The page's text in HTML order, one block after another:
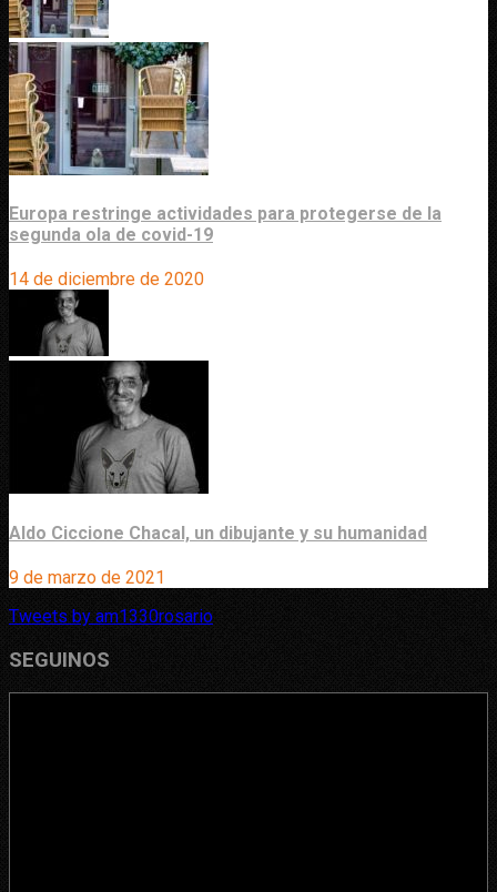
Europa restringe actividades para protegerse de la
segunda ola de covid-19
14 de diciembre de 2020
Aldo Ciccione Chacal, un dibujante y su humanidad
9 de marzo de 2021
Tweets by am1330rosario
SEGUINOS